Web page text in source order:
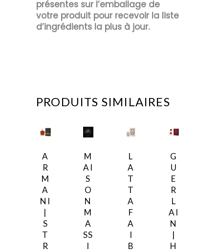
présentes sur l’emballage de
votre produit pour recevoir la liste
d’ingrédients la plus à jour.
PRODUITS SIMILAIRES
A
R
M
A
NI
|
S
T
R
M
AI
S
O
N
M
A
SS
I
L
A
T
T
A
F
A
I
B
G
U
E
R
L
AI
N
|
H